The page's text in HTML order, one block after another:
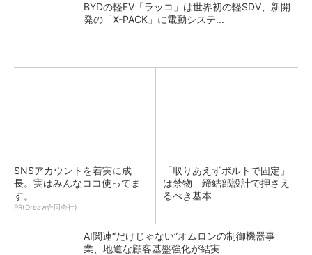
BYDの軽EV「ラッコ」は世界初の軽SDV、新開
発の「X-PACK」に電動システ...
SNSアカウントを着実に成
長。実はみんなココ使ってま
す。
PR(Dreaw合同会社)
「取りあえずボルトで固定」
は禁物 締結部設計で押さえ
るべき基本
AI関連“だけじゃない”オムロンの制御機器事
業、地道な顧客基盤強化が結実